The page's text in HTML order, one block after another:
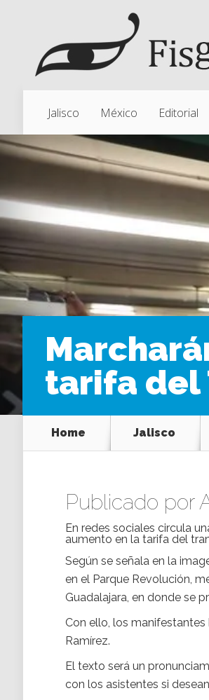
Jalisco México Editorial
tarifa del
Home Jalisco
Publicado por
En redes sociales circula
aumento en la tarifa del
Según se señala en la
en el Parque Revolución,
Guadalajara, en donde se
Con ello, los
Ramírez.
El texto será un
con los asistentes si